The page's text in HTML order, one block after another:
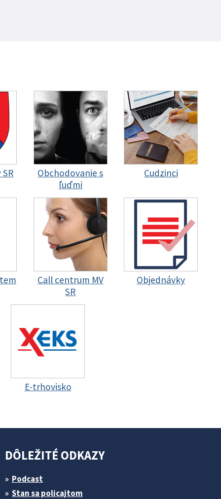
Obchodovanie s
ľuďmi
Cudzinci
Call centrum MV
SR
Objednávky
E-trhovisko
DÔLEŽITÉ ODKAZY
Podcast
Stan sa policajtom